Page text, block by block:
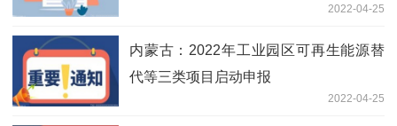
2022-04-25
内蒙古：2022年工业园区可再生能源替
代等三类项目启动申报
2022-04-25